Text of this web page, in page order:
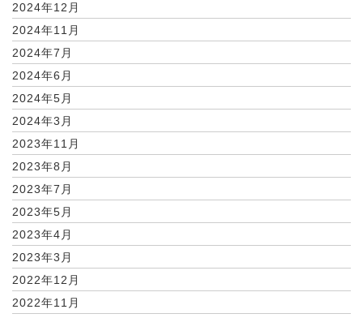
2024年12月
2024年11月
2024年7月
2024年6月
2024年5月
2024年3月
2023年11月
2023年8月
2023年7月
2023年5月
2023年4月
2023年3月
2022年12月
2022年11月